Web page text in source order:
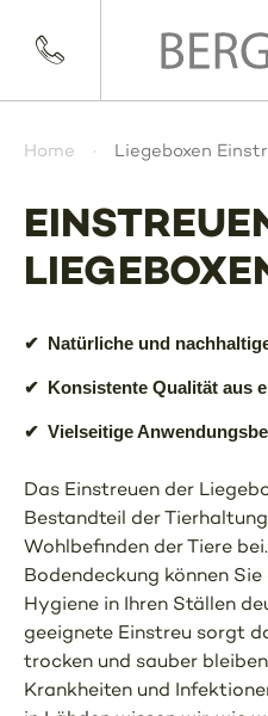
Home Liegeboxen
✔ Natürliche und
✔ Konsistente Qualität aus
✔ Vielseitige
Das Einstreuen der
Bestandteil der
Wohlbefinden der Tiere
Bodendeckung können
Hygiene in Ihren Ställen
geeignete Einstreu sorgt
trocken und sauber
Krankheiten und